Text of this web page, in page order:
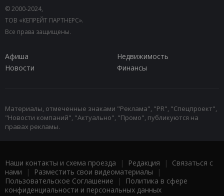
© 2000-2024,
ТОВ «КЕПРЕЙТ ПАРТНЕРС».
Все права защищены.
Афиша
Недвижимость
Новости
Финансы
Материалы, отмеченные знаками "Реклама", "PR", "Спецпроект",
"Новости компаний", "Актуально", "Промо", публикуются на
правах рекламы.
Наши контакты и схема проезда | Редакция | Связаться с
нами | Разместить свои видеоматериалы |
Пользовательское Соглашение |
Политика в сфере
конфиденциальности и персональных данных